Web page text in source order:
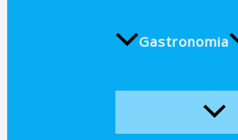
Gastronomia